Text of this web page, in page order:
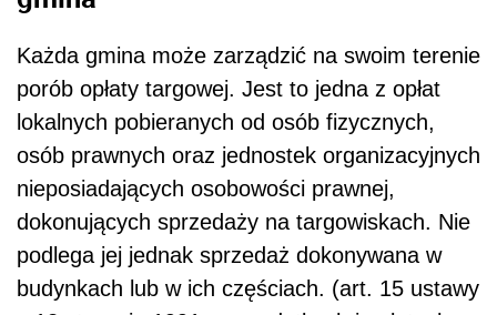
Każda gmina może zarządzić na swoim terenie
porób opłaty targowej. Jest to jedna z opłat
lokalnych pobieranych od osób fizycznych,
osób prawnych oraz jednostek organizacyjnych
nieposiadających osobowości prawnej,
dokonujących sprzedaży na targowiskach. Nie
podlega jej jednak sprzedaż dokonywana w
budynkach lub w ich częściach. (art. 15 ustawy